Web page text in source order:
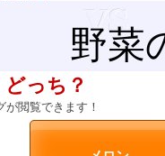
野菜
っち？
閲覧できます！